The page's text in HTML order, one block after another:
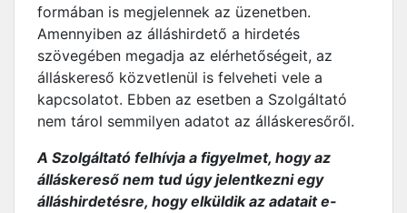
formában is megjelennek az üzenetben.
Amennyiben az álláshirdető a hirdetés
szövegében megadja az elérhetőségeit, az
álláskereső közvetlenül is felveheti vele a
kapcsolatot. Ebben az esetben a Szolgáltató
nem tárol semmilyen adatot az álláskeresőről.
A Szolgáltató felhívja a figyelmet, hogy az
álláskereső nem tud úgy jelentkezni egy
álláshirdetésre, hogy elküldik az adatait e-